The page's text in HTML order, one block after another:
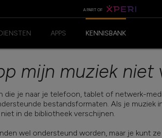
A PART OF
APPS
IOS-APP
KENNISBANK
mijn muziek niet
die je naar je telefoon, tablet of netwerk-
bestandsformaten. Als je muziek
in de bibliotheek verschijnen.
wel ondersteund worden, maar je kunt